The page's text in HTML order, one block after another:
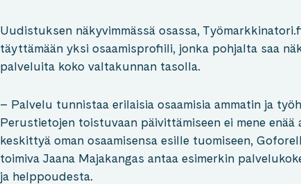
Uudistuksen näkyvimmässä osassa,
täyttämään yksi osaamisprofiili, jonka pohjalta saa
palveluita koko valtakunnan tasolla.
– Palvelu tunnistaa erilaisia osaamisia ammatin ja
Perustietojen toistuvaan päivittämiseen ei mene enää
keskittyä oman osaamisensa esille tuomiseen,
toimiva Jaana Majakangas antaa esimerkin
ja helppoudesta.